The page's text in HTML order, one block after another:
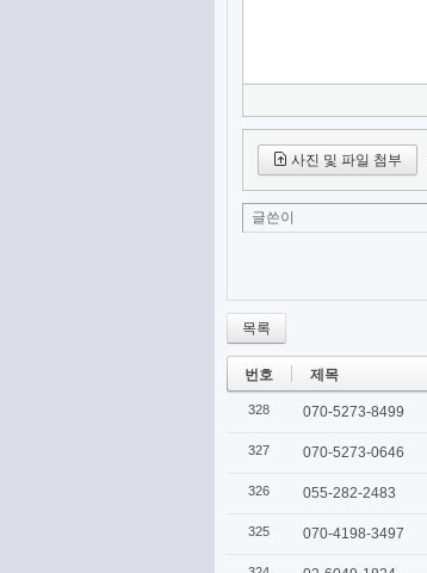
사진 및 파일 첨부
글쓴이
목록
번호 제목
328 070-5273-8499
327 070-5273-0646
326 055-282-2483
325 070-4198-3497